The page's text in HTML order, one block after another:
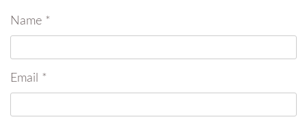
Name *
Email *